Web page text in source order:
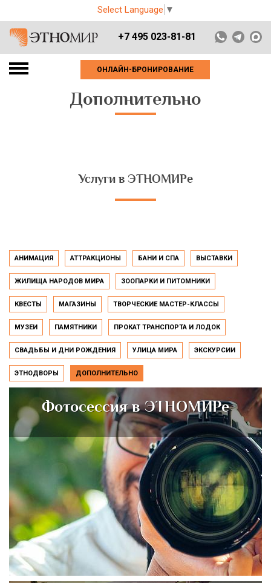
Select Language ▼
+7 495 023-81-81
ОНЛАЙН-БРОНИРОВАНИЕ
Дополнительно
Услуги в ЭТНОМИРе
АНИМАЦИЯ АТТРАКЦИОНЫ БАНИ И СПА ВЫСТАВКИ
ЖИЛИЩА НАРОДОВ МИРА ЗООПАРКИ И ПИТОМНИКИ
КВЕСТЫ МАГАЗИНЫ ТВОРЧЕСКИЕ МАСТЕР-КЛАССЫ
МУЗЕИ ПАМЯТНИКИ ПРОКАТ ТРАНСПОРТА И ЛОДОК
СВАДЬБЫ И ДНИ РОЖДЕНИЯ УЛИЦА МИРА ЭКСКУРСИИ
ЭТНОДВОРЫ ДОПОЛНИТЕЛЬНО
Фотосессия в ЭТНОМИРе